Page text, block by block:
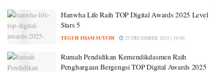
Hanwha Life Raih TOP Digital Awards 2025 Level
Stars 5
TEGUH IMAM SUYUDI 23 DECEMBER 2025 | 16:00
Rumah Pendidikan Kemendikdasmen Raih
Penghargaan Bergengsi TOP Digital Awards 2025